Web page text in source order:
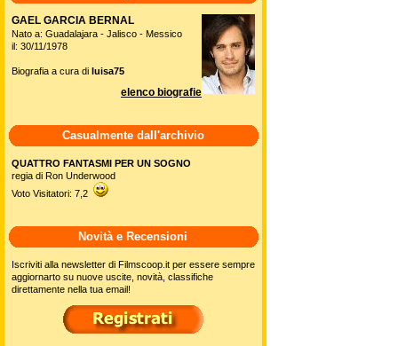
GAEL GARCIA BERNAL
Nato a: Guadalajara - Jalisco - Messico
il: 30/11/1978
Biografia a cura di luisa75
elenco biografie
Casualmente dall'archivio
QUATTRO FANTASMI PER UN SOGNO
regia di Ron Underwood
Voto Visitatori: 7,2
Novità e Recensioni
Iscriviti alla newsletter di Filmscoop.it per essere sempre
aggiornarto su nuove uscite, novità, classifiche
direttamente nella tua email!